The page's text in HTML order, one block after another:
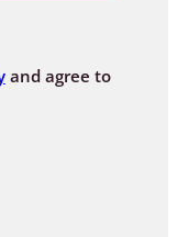
and agree to